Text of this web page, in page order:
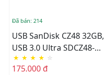
Đã bán: 214
USB SanDisk CZ48 32GB,
USB 3.0 Ultra SDCZ48-
032G-U46
★ ★ ★ ★ ☆
175.000 đ